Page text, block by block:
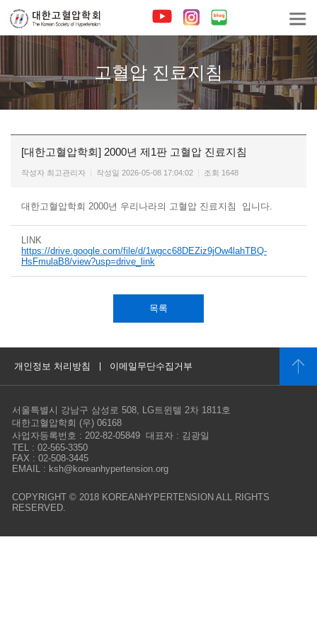
고혈압 진료지침
[대한고혈압학회] 2000년 제1판 고혈압 진료지침
작성자 최고관리자 작성일 2026-05-08 17:04:02 조회 1648
대한고혈압학회 2000년 우리나라의 고혈압 진료지침 입니다.
LINK
https://drive.google.com/file/d/1wgcc68DEZiz9jOw4lahTBQ-
HsFmulaB8/view?usp=drive_link
목록
개인정보 처리방침 이메일무단수집거부
서울특별시 강남구 삼성로 508, LG트윈텔 2차 1811호
대한고혈압학회 (우) 06168
사업자등록번호 : 202-82-05849 대표자 : 김광일
TEL : 02-565-3350
FAX : 02-508-3445
EMAIL : ksh@koreanhypertension.org
COPYRIGHT © 2018 KOREANHYPERTENSION ALL RIGHTS
RESERVED.